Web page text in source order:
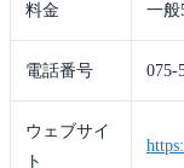
料金 一般
電話番号 075-
ウェブサイ
ト